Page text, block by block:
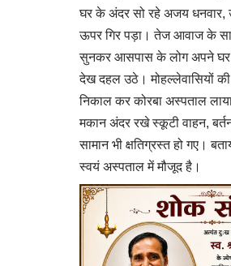
घर के अंदर सो रहे अजय धनवार,
ऊपर गिर पड़ा। तेज आवाज के
सुनकर आसपास के लोग अपने घर
देख दहल उठे। मोहल्लेवासियों
निकाल कर कोरबा अस्पताल
मकान अंदर रखे स्कूटी वाहन,
सामान भी क्षतिग्रस्त हो गए।
स्वयं अस्पताल में मौजूद है।